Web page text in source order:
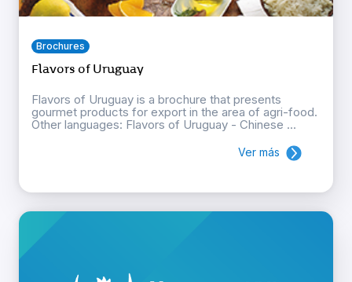
Brochures
Flavors of Uruguay
Flavors of Uruguay is a brochure that presents
gourmet products for export in the area of agri-food.
Other languages: Flavors of Uruguay - Chinese ...
Ver más